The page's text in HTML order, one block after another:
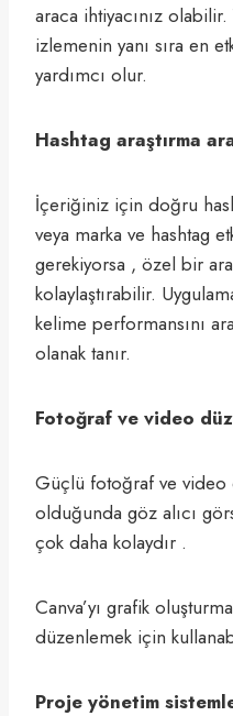
araca ihtiyacınız olabilir.
izlemenin yanı sıra en
yardımcı olur.
Hashtag araştırma
İçeriğiniz için doğru
veya marka ve hashtag
gerekiyorsa , özel bir
kolaylaştırabilir.
kelime performansını
olanak tanır.
Fotoğraf ve video
Güçlü fotoğraf ve video
olduğunda göz alıcı
çok daha kolaydır .
Canva’yı grafik
düzenlemek için
Proje yönetim